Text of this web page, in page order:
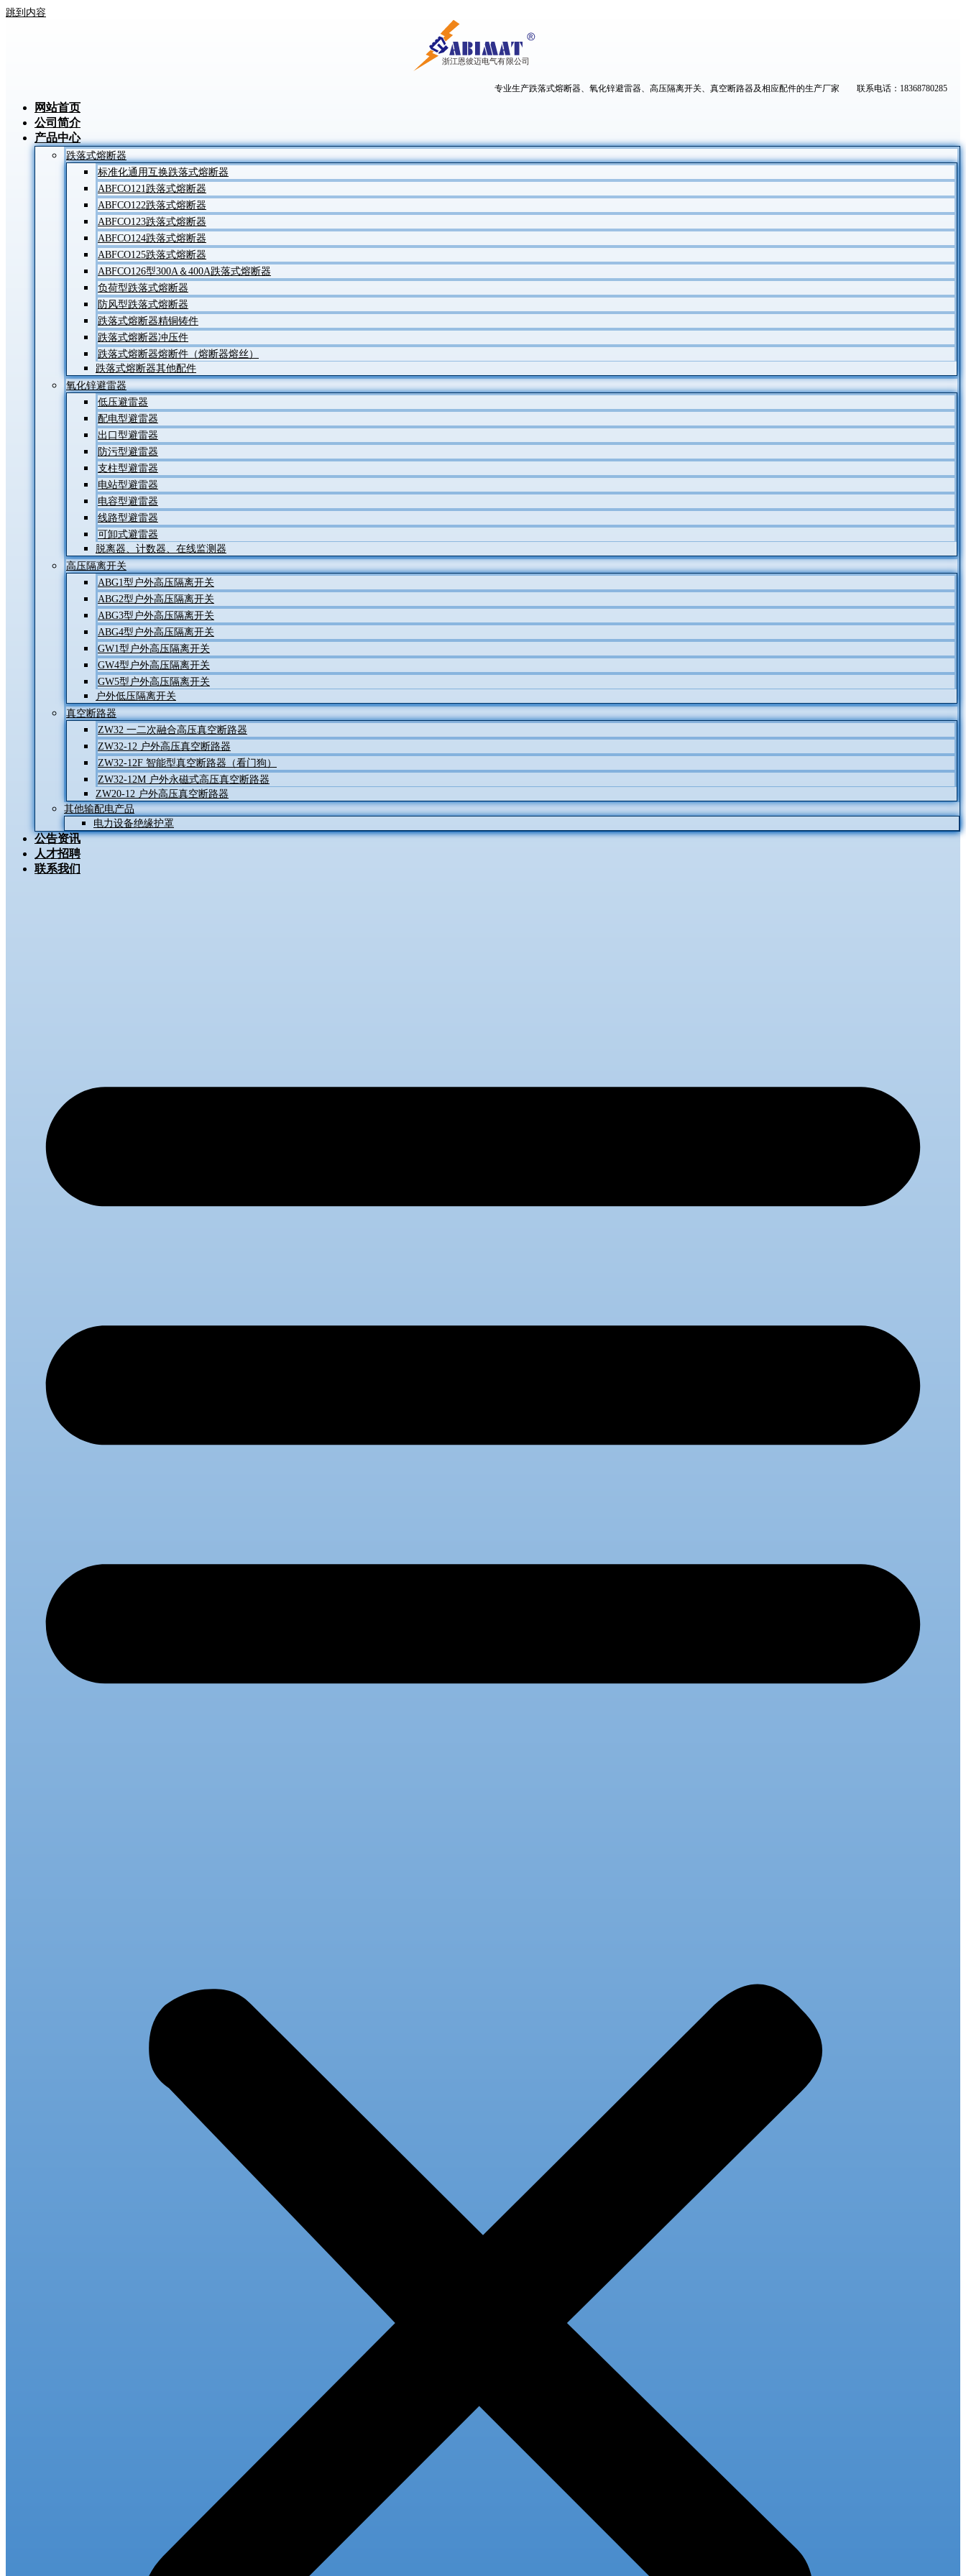
跳到内容
专业生产跌落式熔断器、氧化锌避雷器、高压隔离开关、真空断路器及相应配件的生产厂家 联系电话：18368780285
网站首页
公司简介
产品中心
跌落式熔断器
标准化通用互换跌落式熔断器
ABFCO121跌落式熔断器
ABFCO122跌落式熔断器
ABFCO123跌落式熔断器
ABFCO124跌落式熔断器
ABFCO125跌落式熔断器
ABFCO126型300A＆400A跌落式熔断器
负荷型跌落式熔断器
防风型跌落式熔断器
跌落式熔断器精铜铸件
跌落式熔断器冲压件
跌落式熔断器熔断件（熔断器熔丝）
跌落式熔断器其他配件
氧化锌避雷器
低压避雷器
配电型避雷器
出口型避雷器
防污型避雷器
支柱型避雷器
电站型避雷器
电容型避雷器
线路型避雷器
可卸式避雷器
脱离器、计数器、在线监测器
高压隔离开关
ABG1型户外高压隔离开关
ABG2型户外高压隔离开关
ABG3型户外高压隔离开关
ABG4型户外高压隔离开关
GW1型户外高压隔离开关
GW4型户外高压隔离开关
GW5型户外高压隔离开关
户外低压隔离开关
真空断路器
ZW32 一二次融合高压真空断路器
ZW32-12 户外高压真空断路器
ZW32-12F 智能型真空断路器（看门狗）
ZW32-12M 户外永磁式高压真空断路器
ZW20-12 户外高压真空断路器
其他输配电产品
电力设备绝缘护罩
公告资讯
人才招聘
联系我们